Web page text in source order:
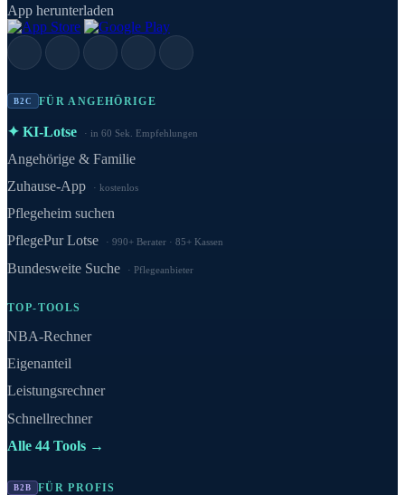
App herunterladen
B2C FÜR ANGEHÖRIGE
✦ KI-Lotse in 60 Sek. Empfehlungen
Angehörige & Familie
Zuhause-App
kostenlos
Pflegeheim suchen
PflegePur Lotse
990+ Berater · 85+ Kassen
Bundesweite Suche Pflegeanbieter
TOP-TOOLS
NBA-Rechner
Eigenanteil
Leistungsrechner
Schnellrechner
Alle 44 Tools →
B2B FÜR PROFIS